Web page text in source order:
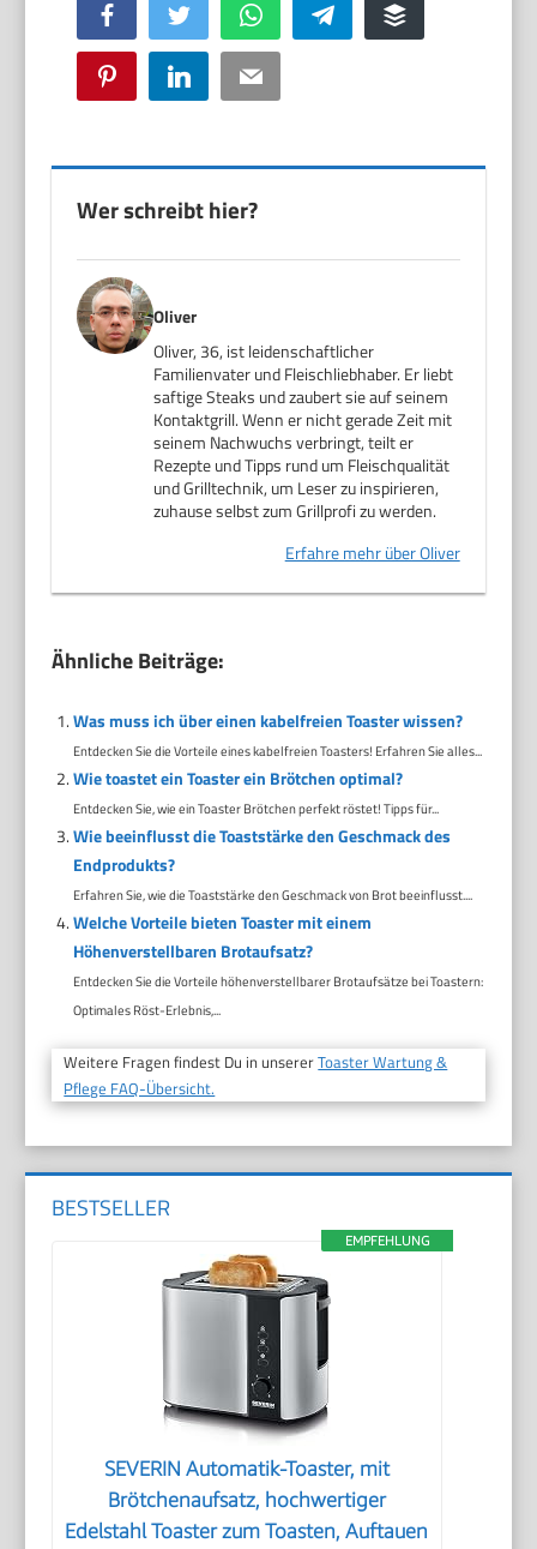
Facebook Twitter WhatsApp Telegram Buffer
Pinterest LinkedIn Email
Wer schreibt hier?
Oliver
Oliver, 36, ist leidenschaftlicher
Familienvater und Fleischliebhaber. Er liebt
saftige Steaks und zaubert sie auf seinem
Kontaktgrill. Wenn er nicht gerade Zeit mit
seinem Nachwuchs verbringt, teilt er
Rezepte und Tipps rund um Fleischqualität
und Grilltechnik, um Leser zu inspirieren,
zuhause selbst zum Grillprofi zu werden.
Erfahre mehr über Oliver
Ähnliche Beiträge:
Was muss ich über einen kabelfreien Toaster wissen?
Entdecken Sie die Vorteile eines kabelfreien Toasters! Erfahren Sie alles...
Wie toastet ein Toaster ein Brötchen optimal?
Entdecken Sie, wie ein Toaster Brötchen perfekt röstet! Tipps für...
Wie beeinflusst die Toaststärke den Geschmack des
Endprodukts?
Erfahren Sie, wie die Toaststärke den Geschmack von Brot beeinflusst....
Welche Vorteile bieten Toaster mit einem
Höhenverstellbaren Brotaufsatz?
Entdecken Sie die Vorteile höhenverstellbarer Brotaufsätze bei Toastern:
Optimales Röst-Erlebnis,...
Weitere Fragen findest Du in unsererToaster Wartung &
Pflege FAQ-Übersicht.
BESTSELLER
EMPFEHLUNG
SEVERIN Automatik-Toaster, mit
Brötchenaufsatz, hochwertiger
Edelstahl Toaster zum Toasten, Auftauen